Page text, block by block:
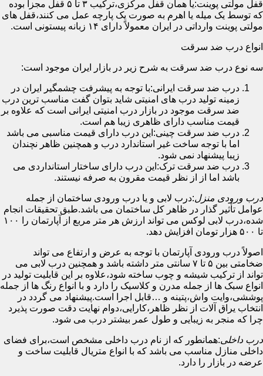
قفل مولتی پوینت:یا همان قفل مرکزی،ترکیب ۳ تا ۵ قفل مجزا بوده
که توسط یک میله یا اهرم به صورت یک پارچه عمل می کنند،قفل های
مولتی پوینت وارداتی در ایران معمولاً دارای ۱۴ زبانه پیستونی است.
انواع درب ضد سرقت
سه نوع درب ضد سرقت به شرح زیر در بازار ایران موجود است:
درب ضد سرقت ایرانی:با توجه به پیشرفت چشمگیر ایران در
زمینه تولید درب های امنیتی شاید بتوان گفت مناسب ترین درب
ضد سرقت موجود در بازار درب امنیتی ایرانی است که علاوه بر
قیمت مناسب دارای ظاهری زیبا هم است.
درب ضد سرقت چینی:این درب دارای قیمت مناسبی می باشد
اما با توجه ساخت غیر استاندارد درب و همچنین ظاهر نچندان
زیبا پیشنهاد نمی شود.
درب ضد سرقت ترک:این درب دارای ساختار استانداردی می
باشد اما از از نظر قیمت مقرون به صرفه نیستند.
درب ورودی منزل:درب لابی و یا درب ورودی ساختمان از جمله
عوامل تأثیر گذار در ظاهر کل ساختمان می باشد.طبق تحقیقات انجام
شده،درب لابی لوکس می تواند ارزش هر متر مربع از آپارتمان را ۱۰۰
تا ۵۰۰ هزار تومان افزایش دهد.
اصولاً درب ورودی آپارتمان با توجه به عرض و ارتفاع می تواند
ضخامتی بین ۵ تا ۷ سانتی متر داشته باشد و همچنین درب لابی می
تواند از ترکیب شیشه و چوب ساخته شود،علاوه بر این قابلیت تولید در
انواع سبک ها از جمله مدرن و کلاسیک را دارد و با انواع رنگ ها از جمله
پوششی،وایت واش،پتینه و …قابل اجرا است.پیشنهاد می گردد در
انتخاب یراق آلات از نظر ظاهر،کارایی،دوام نهایت دقت صورت پذیرد
چرا که منجر به زیبایی و طول عمر بیشتر درب می شود.
درب داخلی:همانطور که از نام درب داخلی مشخص است،برای فضای
داخلی منازل مناسب می باشد که با انواع متریال قابلیت ساخت و
عرضه در بازار را دارد.